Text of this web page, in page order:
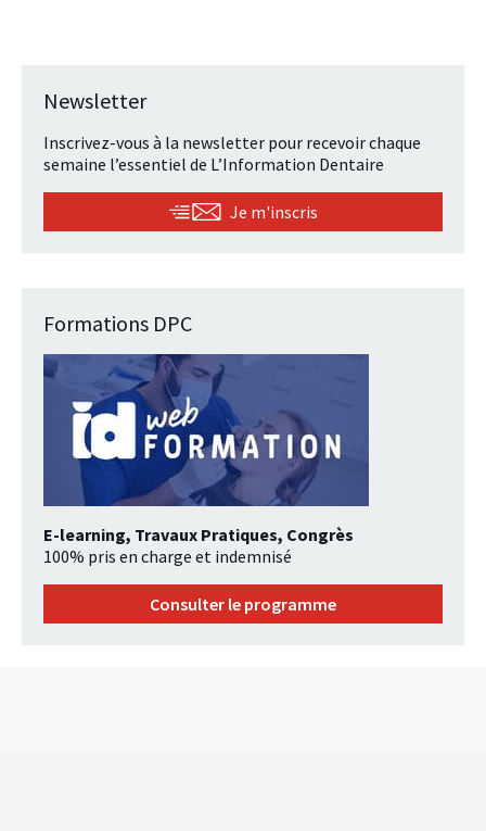
Newsletter
Inscrivez-vous à la newsletter pour recevoir chaque
semaine l’essentiel de L’Information Dentaire
Je m'inscris
Formations DPC
E-learning, Travaux Pratiques, Congrès
100% pris en charge et indemnisé
Consulter le programme